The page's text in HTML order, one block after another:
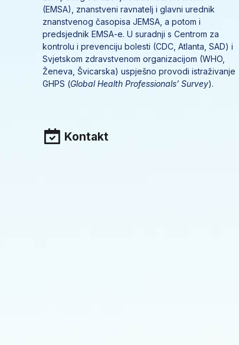
(EMSA), znanstveni ravnatelj i glavni urednik
znanstvenog časopisa JEMSA, a potom i
predsjednik EMSA-e. U suradnji s Centrom za
kontrolu i prevenciju bolesti (CDC, Atlanta, SAD) i
Svjetskom zdravstvenom organizacijom (WHO,
Ženeva, Švicarska) uspješno provodi istraživanje
GHPS (Global Health Professionals’ Survey).
Kontakt